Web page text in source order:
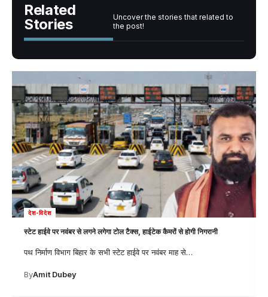
Related
Stories
Uncover the stories that related to
the post!
देश-विदेश
स्टेट हाईवे पर नवंबर से लगने लगेगा टोल टैक्स, हाईटेक कैमरों से होगी निगरानी
पथ निर्माण विभाग बिहार के सभी स्टेट हाईवे पर नवंबर माह से…
ByAmit Dubey